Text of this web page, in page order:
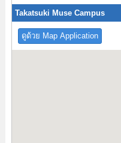
Takatsuki Muse Campus
ดูด้วย Map Application